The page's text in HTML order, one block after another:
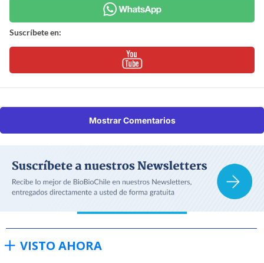
Suscríbete en:
Mostrar Comentarios
VISTO AHORA